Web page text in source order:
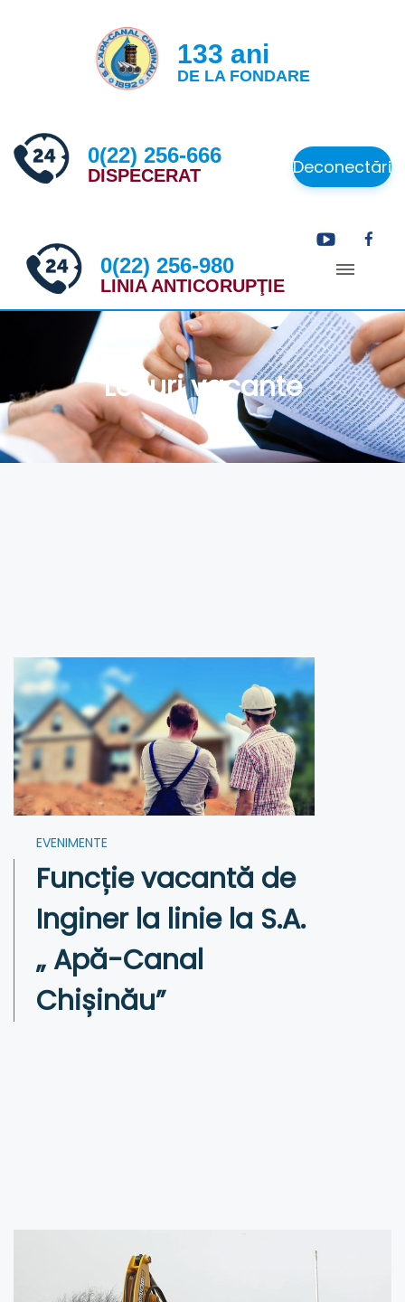
133 ani
DE LA FONDARE
0(22) 256-666
DISPECERAT Deconectări
0(22) 256-980
LINIA ANTICORUPŢIE
Locuri vacante
EVENIMENTE
Funcție vacantă de
Inginer la linie la S.A.
„ Apă-Canal
Chișinău”